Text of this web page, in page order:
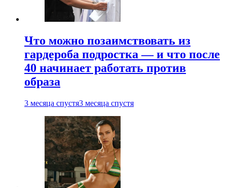
Что можно позаимствовать из
гардероба подростка — и что после
40 начинает работать против
образа
3 месяца спустя3 месяца спустя